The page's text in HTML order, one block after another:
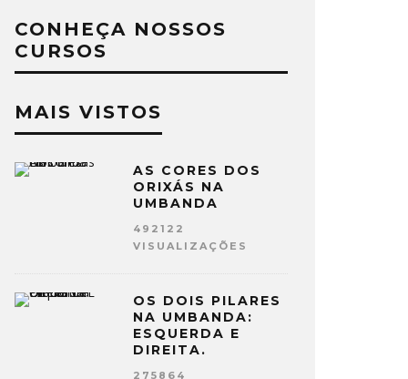
CONHEÇA NOSSOS
CURSOS
MAIS VISTOS
AS CORES DOS
ORIXÁS NA
UMBANDA
492122
VISUALIZAÇÕES
OS DOIS PILARES
NA UMBANDA:
ESQUERDA E
DIREITA.
275864